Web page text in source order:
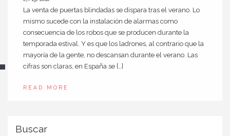
La venta de puertas blindadas se dispara tras el verano. Lo
mismo sucede con la instalación de alarmas como
consecuencia de los robos que se producen durante la
temporada estival. Y es que los ladrones, al contrario que la
mayoría de la gente, no descansan durante el verano. Las
cifras son claras, en España se […]
READ MORE
Buscar